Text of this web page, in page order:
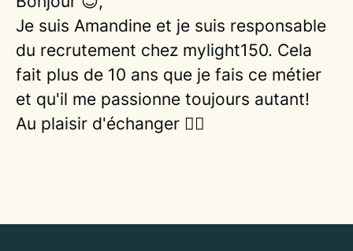
Je suis Amandine et je suis responsable
du recrutement chez mylight150. Cela
fait plus de 10 ans que je fais ce métier
et qu'il me passionne toujours autant!
Au plaisir d'échanger 🙋‍♀️